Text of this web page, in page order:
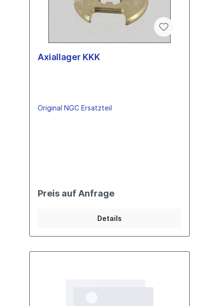
Axiallager KKK
Original NGC Ersatzteil
Preis auf Anfrage
Details